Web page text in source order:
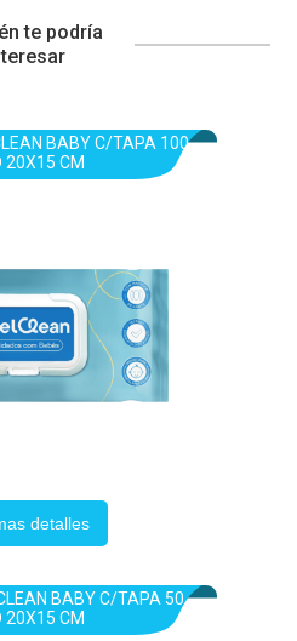
te podría
BABY C/TAPA 100
20X15 CM
detalles
BABY C/TAPA 50
20X15 CM